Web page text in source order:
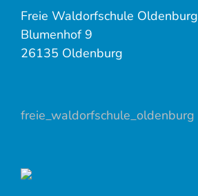
Freie Waldorfschule Oldenburg
Blumenhof 9
26135 Oldenburg
freie_waldorfschule_oldenburg